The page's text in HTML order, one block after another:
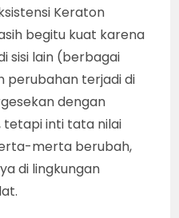
Keraton
begitu kuat karena
sisi lain (berbagai
perubahan terjadi di
dengan
tetapi inti tata nilai
merta berubah,
di lingkungan